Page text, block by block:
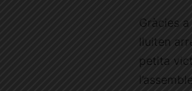
Gràcies
lluiten
petita